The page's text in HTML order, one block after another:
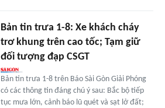
Bản tin trưa 1-8: Xe khách cháy
trơ khung trên cao tốc; Tạm giữ
đối tượng đạp CSGT
Bản tin trưa 1-8 trên Báo Sài Gòn Giải Phóng
có các thông tin đáng chú ý sau: Bắc bộ tiếp
tục mưa lớn, cảnh báo lũ quét và sạt lở đất;